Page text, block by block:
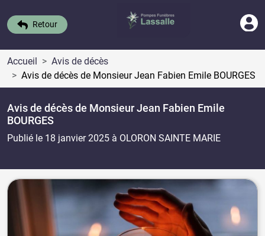
Retour
Accueil
Avis de décès
Avis de décès de Monsieur Jean Fabien Emile BOURGES
Avis de décès de Monsieur Jean Fabien Emile
BOURGES
Publié le 18 janvier 2025 à OLORON SAINTE MARIE